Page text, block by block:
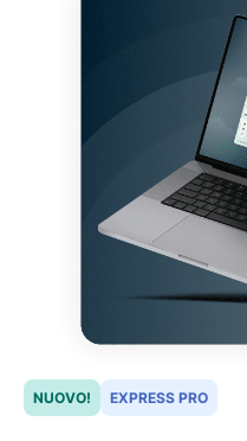
NUOVO! EXPRESS PRO